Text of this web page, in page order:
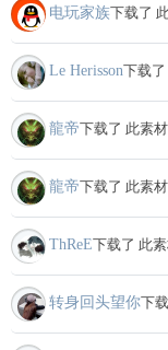
电玩家族下载了
Le Herisson下载
龍帝下载了 此素材
龍帝下载了 此素材
ThReE下载了 此
转身回头望你下